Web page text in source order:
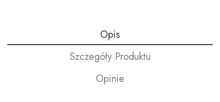
Opis
Szczegóły Produktu
Opinie